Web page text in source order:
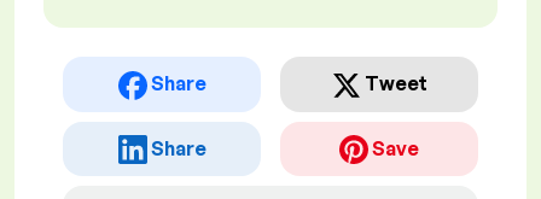
Share Tweet
Share Save